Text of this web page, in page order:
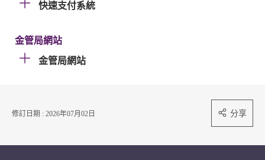
快速支付系統
金管局網站
金管局網站
修訂日期 : 2026年07月02日 分享